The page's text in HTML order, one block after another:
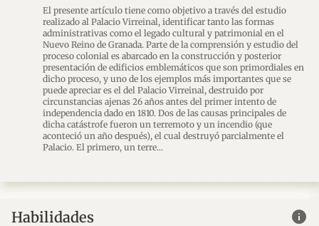
El presente artículo tiene como objetivo a través del estudio
realizado al Palacio Virreinal, identificar tanto las formas
administrativas como el legado cultural y patrimonial en el
Nuevo Reino de Granada. Parte de la comprensión y estudio del
proceso colonial es abarcado en la construcción y posterior
presentación de edificios emblemáticos que son primordiales en
dicho proceso, y uno de los ejemplos más importantes que se
puede apreciar es el del Palacio Virreinal, destruido por
circunstancias ajenas 26 años antes del primer intento de
independencia dado en 1810. Dos de las causas principales de
dicha catástrofe fueron un terremoto y un incendio (que
aconteció un año después), el cual destruyó parcialmente el
Palacio. El primero, un terre
Habilidades info